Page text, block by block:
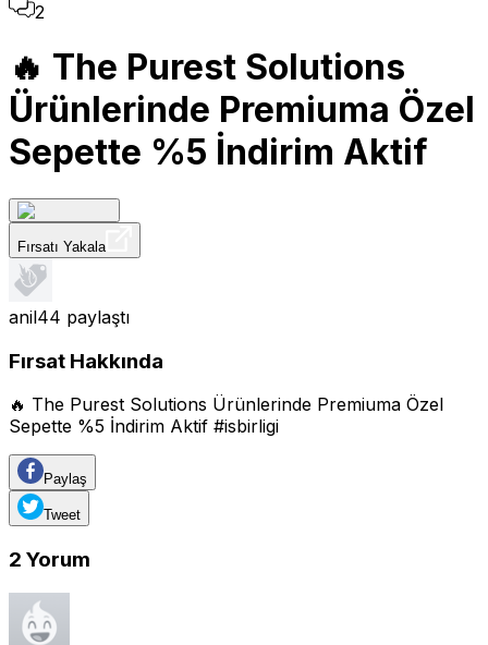
2
🔥 The Purest Solutions
Ürünlerinde Premiuma Özel
Sepette %5 İndirim Aktif
Fırsatı Yakala
anil44 paylaştı
Fırsat Hakkında
🔥 The Purest Solutions Ürünlerinde Premiuma Özel
Sepette %5 İndirim Aktif #isbirligi
Paylaş
Tweet
2 Yorum